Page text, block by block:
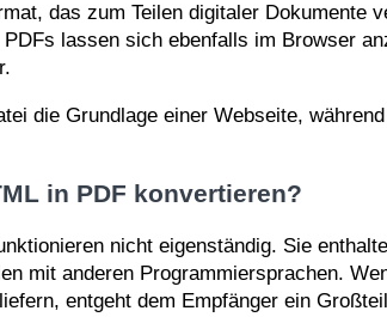
das zum Teilen digitaler Dokumente
lassen sich ebenfalls im Browser
die Grundlage einer Webseite,
in PDF konvertieren?
nicht eigenständig. Sie
mit anderen Programmiersprachen.
entgeht dem Empfänger ein